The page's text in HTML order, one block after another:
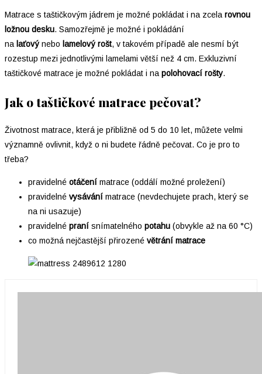
Matrace s taštičkovým jádrem je možné pokládat i na zcelarovnou
ložnou desku. Samozřejmě je možné i pokládání
na laťovýnebo lamelový rošt, v takovém případě ale nesmí být
rozestup mezi jednotlivými lamelami větší než 4 cm. Exkluzivní
taštičkové matrace je možné pokládat i napolohovací rošty.
Jak o taštičkové matrace pečovat?
Životnost matrace, která je přibližně od 5 do 10 let, můžete velmi
významně ovlivnit, když o ni budete řádně pečovat. Co je pro to
třeba?
pravidelné otáčení matrace (oddálí možné proležení)
pravidelné vysávání matrace (nevdechujete prach, který se
na ni usazuje)
pravidelné praní snímatelného potahu (obvykle až na 60 °C)
co možná nejčastější přirozené větrání matrace